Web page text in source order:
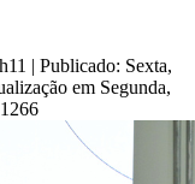
| Publicado: Sexta,
em Segunda,